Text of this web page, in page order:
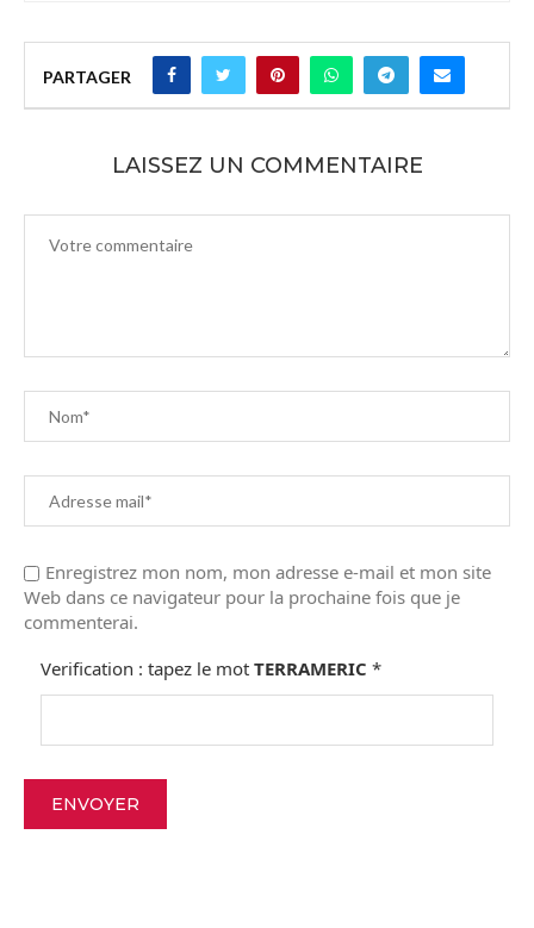
PARTAGER
LAISSEZ UN COMMENTAIRE
Enregistrez mon nom, mon adresse e-mail et mon site
Web dans ce navigateur pour la prochaine fois que je
commenterai.
Verification : tapez le mot TERRAMERIC *